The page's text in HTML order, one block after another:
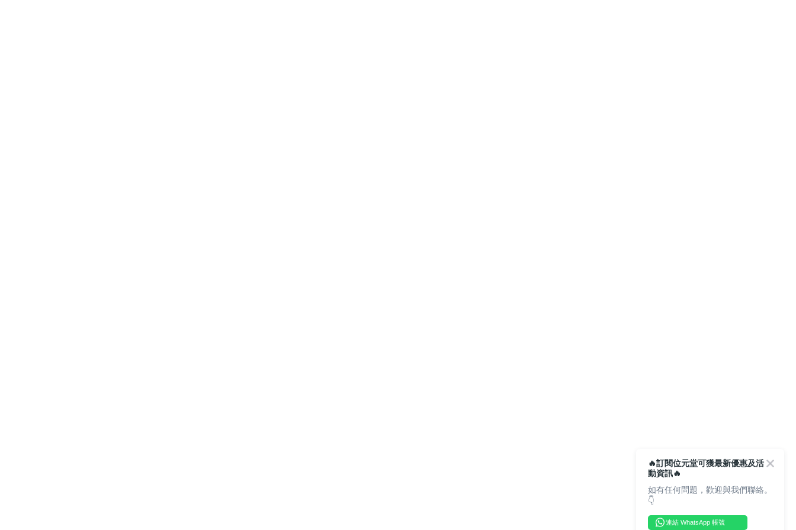
🔥訂閱位元堂可獲最新優惠及活
動資訊🔥
如有任何問題，歡迎與我們聯絡。
👇
連結 WhatsApp 帳號